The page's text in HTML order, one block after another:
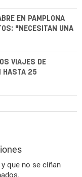
EN PAMPLONA
"NECESITAN UNA
VIAJES DE
HASTA 25
que no se ciñan